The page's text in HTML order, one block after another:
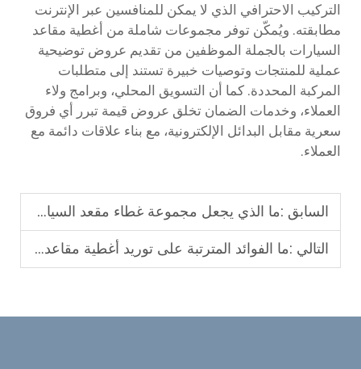
التركيب الاحترافي الذي لا يمكن للمنافسين عبر الإنترنت
مطابقته. ويُمكّن توفر مجموعات شاملة من أغطية مقاعد
السيارات بالجملة الموظفين من تقديم عروض توضيحية
عملية للمنتجات وتوصيات خبيرة تستند إلى متطلبات
المركبة المحددة. كما أن التسويق المحلي، وبرامج ولاء
العملاء، وخدمات الضمان تخلق عروض قيمة تبرر أي فروق
سعرية مقابل البدائل الإلكترونية، مع بناء علاقات دائمة مع
العملاء.
السابق :ما الذي يجعل مجموعة غطاء مقعد السيارة الكاملة مثالية لموزعي المنتجات على مستوى العالم
التالي :ما الفوائد المترتبة على توريد أغطية مقاعد سيارات مصنوعة من الفرو في المناطق الباردة